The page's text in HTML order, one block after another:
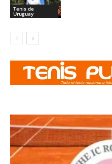
Tenis de
Uruguay